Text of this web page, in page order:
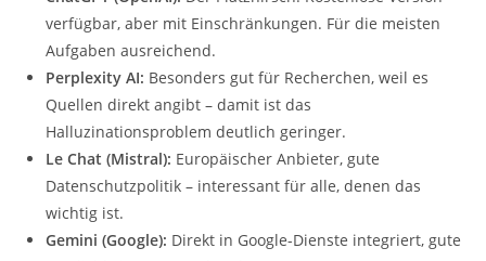
verfügbar, aber mit Einschränkungen. Für die meisten
Aufgaben ausreichend.
Perplexity AI: Besonders gut für Recherchen, weil es
Quellen direkt angibt – damit ist das
Halluzinationsproblem deutlich geringer.
Le Chat (Mistral): Europäischer Anbieter, gute
Datenschutzpolitik – interessant für alle, denen das
wichtig ist.
Gemini (Google): Direkt in Google-Dienste integriert, gute